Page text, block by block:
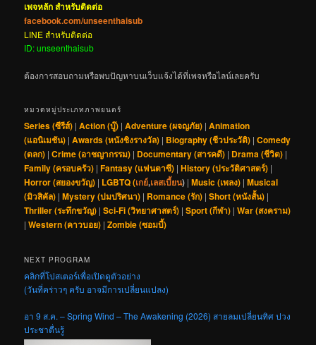
เพจหลัก สำหรับติดต่อ
facebook.com/unseenthaisub
LINE สำหรับติดต่อ
ID: unseenthaisub
ต้องการสอบถามหรือพบปัญหาบนเว็บแจ้งได้ที่เพจหรือไลน์เลยครับ
หมวดหมู่ประเภทภาพยนตร์
Series (ซีรีส์) |Action (บู๊) |Adventure (ผจญภัย) |Animation
(แอนิเมชัน) |Awards (หนังชิงรางวัล) | Biography (ชีวประวัติ) |Comedy
(ตลก) |Crime (อาชญากรรม) | Documentary (สารคดี) | Drama (ชีวิต) |
Family (ครอบครัว) |Fantasy (แฟนตาซี) |History (ประวัติศาสตร์) |
Horror (สยองขวัญ) | LGBTQ (เกย์,เลสเบี้ยน) |Music (เพลง) |Musical
(มิวสิคัล) |Mystery (ปมปริศนา) | Romance (รัก) |Short (หนังสั้น) |
Thriller (ระทึกขวัญ) |Sci-Fi (วิทยาศาสตร์) |Sport (กีฬา) |War (สงคราม)
|Western (คาวบอย) |Zombie (ซอมบี้)
NEXT PROGRAM
คลิกที่โปสเตอร์เพื่อเปิดดูตัวอย่าง
(วันที่คร่าวๆ ครับ อาจมีการเปลี่ยนแปลง)
อา 9 ส.ค. – Spring Wind – The Awakening (2026) สายลมเปลี่ยนทิศ ปวง
ประชาตื่นรู้